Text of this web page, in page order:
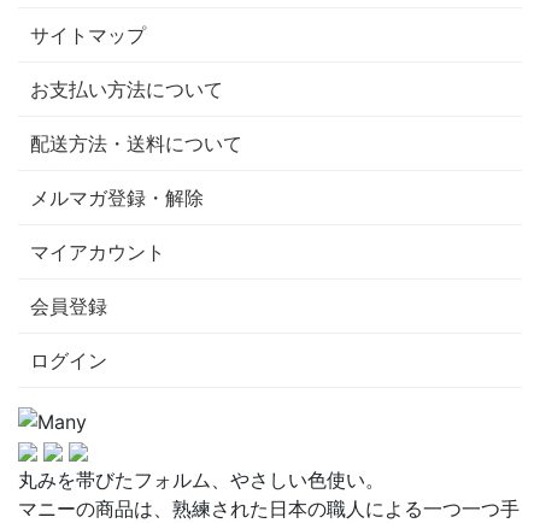
サイトマップ
お支払い方法について
配送方法・送料について
メルマガ登録・解除
マイアカウント
会員登録
ログイン
丸みを帯びたフォルム、やさしい色使い。
マニーの商品は、熟練された日本の職人による一つ一つ手